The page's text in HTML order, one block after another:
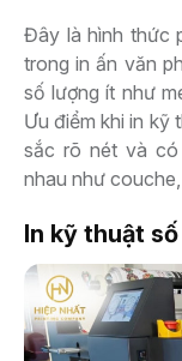
Đây là hình thức
trong in ấn văn
số lượng ít như
Ưu điểm khi in kỹ
sắc rõ nét và có
nhau như
In kỹ thuật